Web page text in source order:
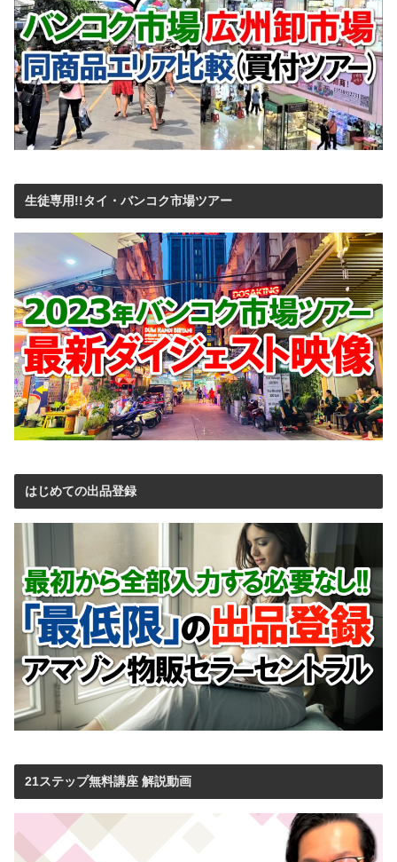
生徒専用!!タイ・バンコク市場ツアー
はじめての出品登録
21ステップ無料講座 解説動画